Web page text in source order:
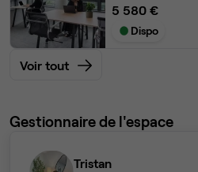
5 580 €
Dispo
Voir tout
Gestionnaire de l'espace
Tristan